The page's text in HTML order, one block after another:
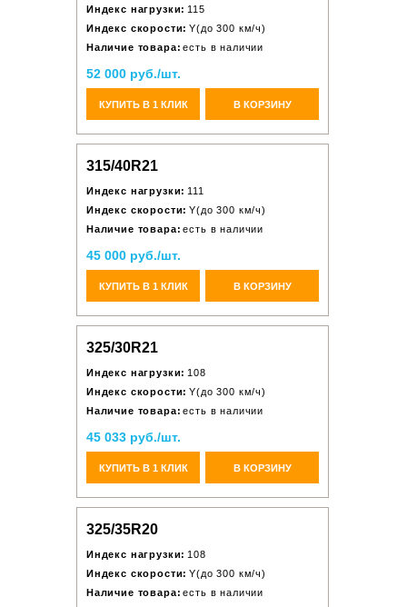
Индекс нагрузки: 115
Индекс скорости: Y(до 300 км/ч)
Наличие товара: есть в наличии
52 000 руб./шт.
КУПИТЬ В 1 КЛИК В КОРЗИНУ
315/40R21
Индекс нагрузки: 111
Индекс скорости: Y(до 300 км/ч)
Наличие товара: есть в наличии
45 000 руб./шт.
КУПИТЬ В 1 КЛИК В КОРЗИНУ
325/30R21
Индекс нагрузки: 108
Индекс скорости: Y(до 300 км/ч)
Наличие товара: есть в наличии
45 033 руб./шт.
КУПИТЬ В 1 КЛИК В КОРЗИНУ
325/35R20
Индекс нагрузки: 108
Индекс скорости: Y(до 300 км/ч)
Наличие товара: есть в наличии